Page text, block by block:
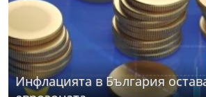
Инфлацията в България